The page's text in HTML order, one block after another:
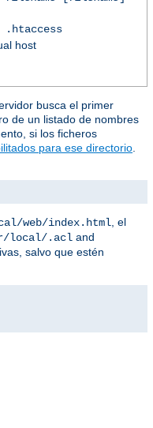
.htaccess
host
busca el primer
de un listado de nombres
si los ficheros
para ese directorio
web/index.html , el
local/.acl and
salvo que estén